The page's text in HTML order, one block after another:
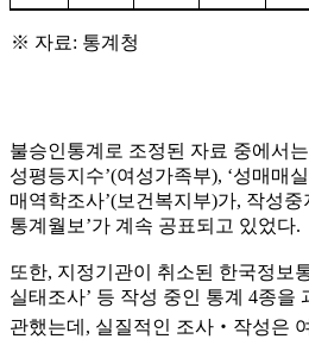
※ 자료: 통계청
불승인통계로 조정된 자료 중에서는
성평등지수’(여성가족부), ‘성매매
매역학조사’(보건복지부)가, 작성중
통계월보 ’가 계속 공표되고 있었다.
또한, 지정기관이 취소된 한국정보
실태조사’ 등 작성 중인 통계 4종을
관했는데 , 실질적인 조사 ‧ 작성은